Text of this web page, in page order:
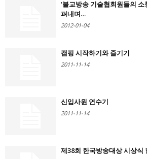
‘불교방송 기술협회원들의
펴내며…
2012-01-04
캠핑 시작하기와 즐기기
2011-11-14
신입사원 연수기
2011-11-14
제38회 한국방송대상 시상식